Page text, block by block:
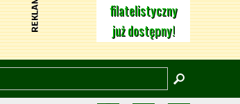
filatelistyczny
już dostępny!